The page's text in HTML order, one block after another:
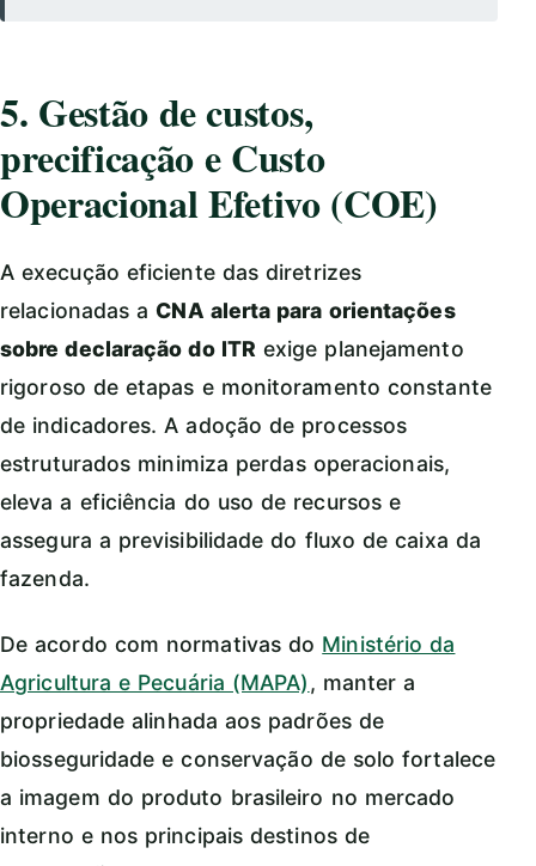
5. Gestão de custos,
precificação e Custo
Operacional Efetivo (COE)
A execução eficiente das diretrizes
relacionadas aCNA alerta para orientações
sobre declaração do ITR exige planejamento
rigoroso de etapas e monitoramento constante
de indicadores. A adoção de processos
estruturados minimiza perdas operacionais,
eleva a eficiência do uso de recursos e
assegura a previsibilidade do fluxo de caixa da
fazenda.
De acordo com normativas do Ministério da
Agricultura e Pecuária (MAPA), manter a
propriedade alinhada aos padrões de
biosseguridade e conservação de solo fortalece
a imagem do produto brasileiro no mercado
interno e nos principais destinos de